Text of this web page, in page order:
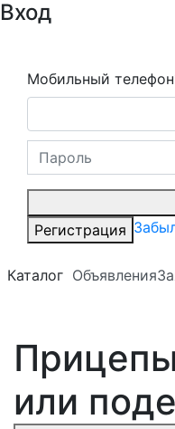
Вход
Мобильный
Регистрация
Каталог Объявления
или